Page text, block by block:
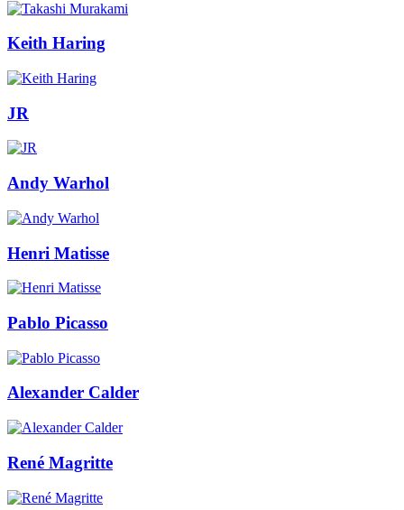
Keith Haring
JR
Andy Warhol
Henri Matisse
Pablo Picasso
Alexander Calder
René Magritte